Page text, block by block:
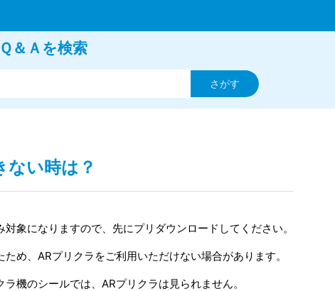
Ｑ＆Ａを検索
ない時は？
象になりますので、先にプリダウンロードしてください。
め、ARプリクラをご利用いただけない場合があります。
機のシールでは、ARプリクラは見られません。